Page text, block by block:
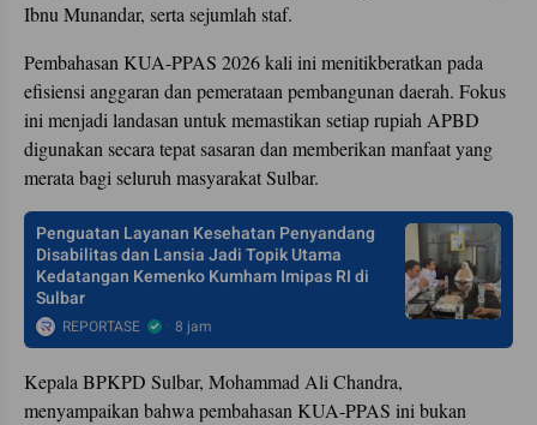
Ibnu Munandar, serta sejumlah staf.
Pembahasan KUA-PPAS 2026 kali ini menitikberatkan pada
efisiensi anggaran dan pemerataan pembangunan daerah. Fokus
ini menjadi landasan untuk memastikan setiap rupiah APBD
digunakan secara tepat sasaran dan memberikan manfaat yang
merata bagi seluruh masyarakat Sulbar.
Penguatan Layanan Kesehatan Penyandang
Disabilitas dan Lansia Jadi Topik Utama
Kedatangan Kemenko Kumham Imipas RI di
Sulbar
REPORTASE 8 jam
Kepala BPKPD Sulbar, Mohammad Ali Chandra,
menyampaikan bahwa pembahasan KUA-PPAS ini bukan